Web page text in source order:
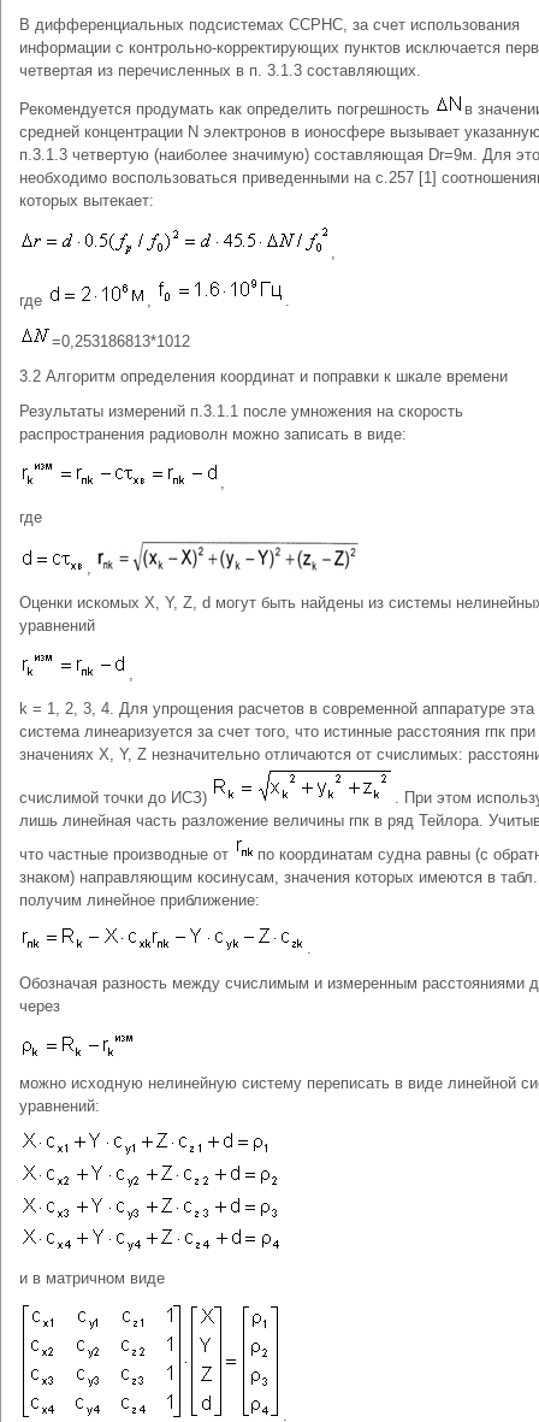
В дифференциальных подсистемах ССРНС, за счет использования
информации с контрольно-корректирующих пунктов исключается
четвертая из перечисленных в п. 3.1.3 составляющих.
Рекомендуется продумать как определить погрешность
в
средней концентрации N электронов в ионосфере вызывает
п.3.1.3 четвертую (наиболее значимую) составляющая Dr=9м. Для
необходимо воспользоваться приведенными на с.257 [1]
которых вытекает:
,
где , .
=0,253186813*1012
3.2 Алгоритм определения координат и поправки к шкале времени
Результаты измерений п.3.1.1 после умножения на скорость
распространения радиоволн можно записать в виде:
,
где
,
Оценки искомых X, Y, Z, d могут быть найдены из системы
уравнений
,
k = 1, 2, 3, 4. Для упрощения расчетов в современной аппаратуре эта
система линеаризуется за счет того, что истинные расстояния rпк
значениях X, Y, Z незначительно отличаются от счислимых:
счислимой точки до ИСЗ)
. При этом
лишь линейная часть разложение величины rпк в ряд Тейлора.
что частные производные от
по координатам судна равны (с
знаком) направляющим косинусам, значения которых имеются в
получим линейное приближение:
.
Обозначая разность между счислимым и измеренным расстояниями
через
можно исходную нелинейную систему переписать в виде линейной
уравнений:
и в матричном виде
.